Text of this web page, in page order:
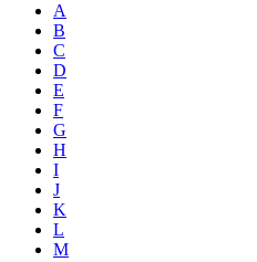
A
B
C
D
E
F
G
H
I
J
K
L
M